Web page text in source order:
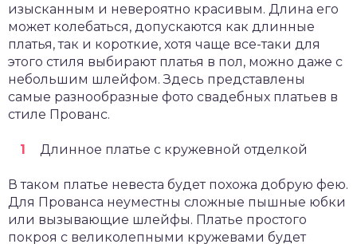
изысканным и невероятно красивым. Длина его
может колебаться, допускаются как длинные
платья, так и короткие, хотя чаще все-таки для
этого стиля выбирают платья в пол, можно даже с
небольшим шлейфом. Здесь представлены
самые разнообразные фото свадебных платьев в
стиле Прованс.
Длинное платье с кружевной отделкой
В таком платье невеста будет похожа добрую фею.
Для Прованса неуместны сложные пышные юбки
или вызывающие шлейфы. Платье простого
покроя с великолепными кружевами будет